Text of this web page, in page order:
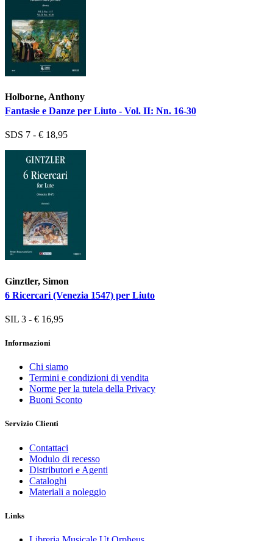
Holborne, Anthony
Fantasie e Danze per Liuto - Vol. II: Nn. 16-30
SDS 7 - € 18,95
Ginztler, Simon
6 Ricercari (Venezia 1547) per Liuto
SIL 3 - € 16,95
Informazioni
Chi siamo
Termini e condizioni di vendita
Norme per la tutela della Privacy
Buoni Sconto
Servizio Clienti
Contattaci
Modulo di recesso
Distributori e Agenti
Cataloghi
Materiali a noleggio
Links